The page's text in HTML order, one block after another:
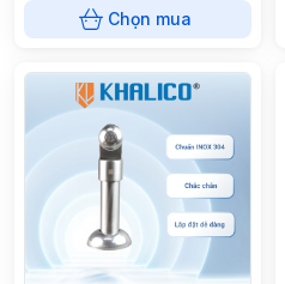
Chọn mua